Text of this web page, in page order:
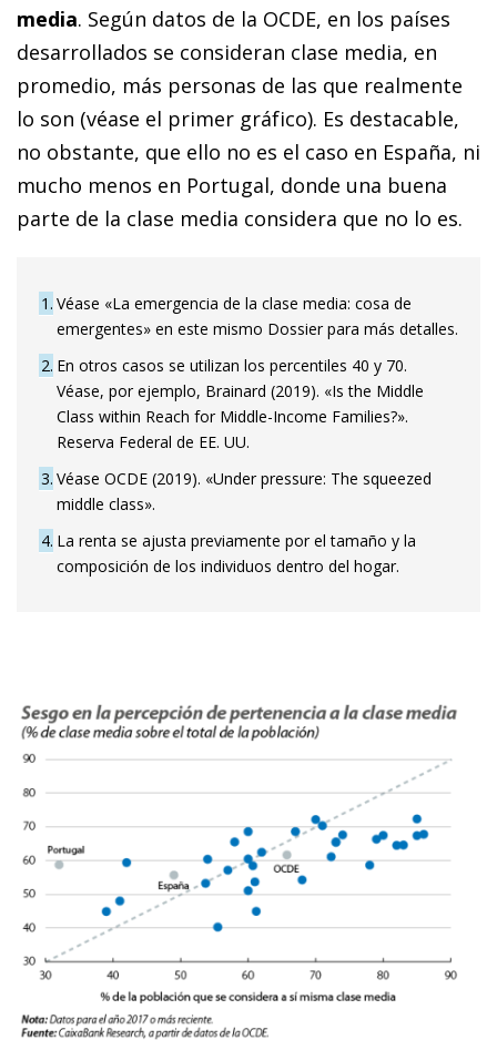
media. Según datos de la OCDE, en los países
desarrollados se consideran clase media, en
promedio, más personas de las que realmente
lo son (véase el primer gráfico). Es destacable,
no obstante, que ello no es el caso en España, ni
mucho menos en Portugal, donde una buena
parte de la clase media considera que no lo es.
1 Véase «La emergencia de la clase media: cosa de
emergentes» en este mismo Dossier para más detalles.
2 En otros casos se utilizan los percentiles 40 y 70.
Véase, por ejemplo, Brainard (2019). «Is the Middle
Class within Reach for Middle-Income Families?».
Reserva Federal de EE. UU.
3 Véase OCDE (2019). «Under pressure: The squeezed
middle class».
4 La renta se ajusta previamente por el tamaño y la
composición de los individuos dentro del hogar.